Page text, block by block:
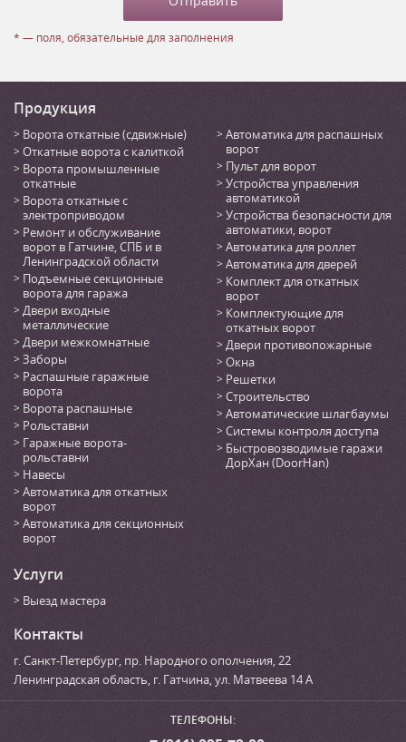
* — поля, обязательные для заполнения
Продукция
Ворота откатные (сдвижные)
Откатные ворота с калиткой
Ворота промышленные
откатные
Ворота откатные с
электроприводом
Ремонт и обслуживание
ворот в Гатчине, СПБ и в
Ленинградской области
Подъемные секционные
ворота для гаража
Двери входные
металлические
Двери межкомнатные
Заборы
Распашные гаражные
ворота
Ворота распашные
Рольставни
Гаражные ворота-
рольставни
Навесы
Автоматика для откатных
ворот
Автоматика для секционных
ворот
Автоматика для распашных
ворот
Пульт для ворот
Устройства управления
автоматикой
Устройства безопасности для
автоматики, ворот
Автоматика для роллет
Автоматика для дверей
Комплект для откатных
ворот
Комплектующие для
откатных ворот
Двери противопожарные
Окна
Решетки
Строительство
Автоматические шлагбаумы
Системы контроля доступа
Быстровозводимые гаражи
ДорХан (DoorHan)
Услуги
Выезд мастера
Контакты
г. Санкт-Петербург, пр. Народного ополчения, 22
Ленинградская область, г. Гатчина,ул. Матвеева 14 А
ТЕЛЕФОНЫ: